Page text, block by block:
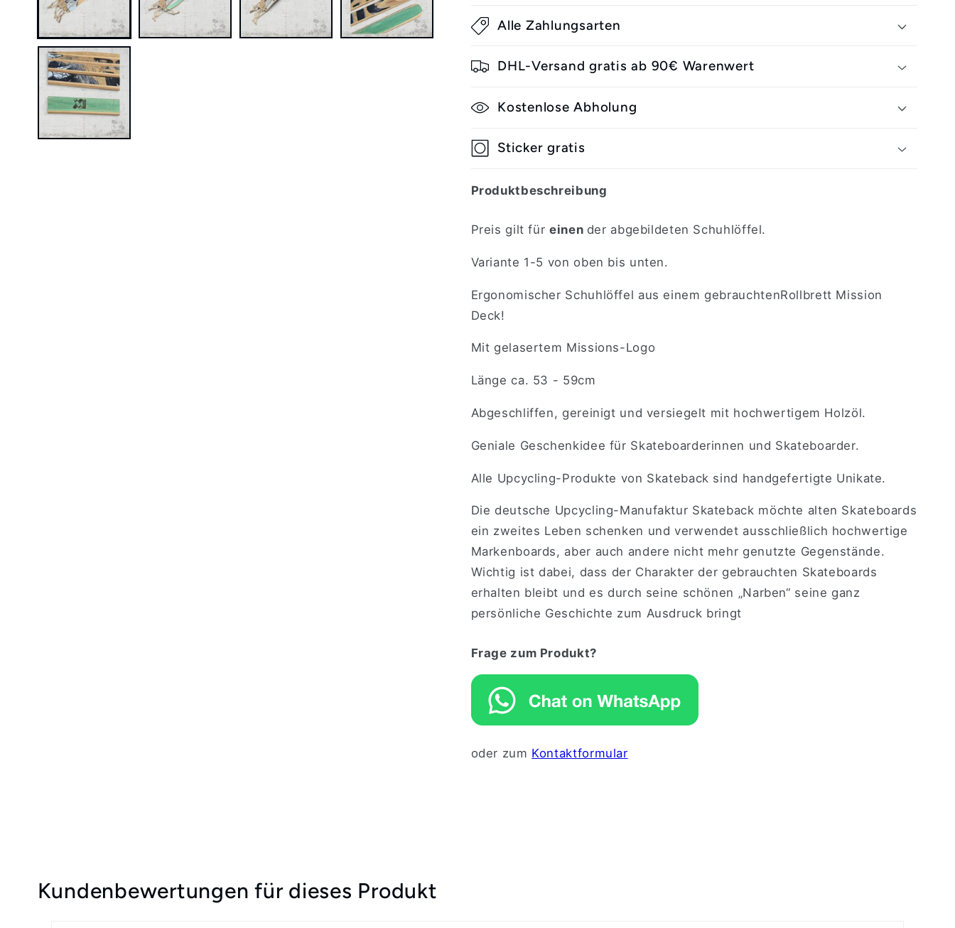
Rollbrett
Mission
Upcycling
Skateboard
Mission
Upcycling
Schuhlöffel
Skateboard
Alle Zahlungsarten
DHL-Versand gratis ab 90€ Warenwert
Kostenlose Abholung
Sticker gratis
Produktbeschreibung
Preis gilt für einen der abgebildeten Schuhlöffel.
Variante 1-5 von oben bis unten.
Ergonomischer Schuhlöffel aus einem gebrauchtenRollbrett Mission
Deck!
Mit gelasertem Missions-Logo
Länge ca. 53 - 59cm
Abgeschliffen, gereinigt und versiegelt mit hochwertigem Holzöl.
Geniale Geschenkidee für Skateboarderinnen und Skateboarder.
Alle Upcycling-Produkte von Skateback sind handgefertigte Unikate.
Die deutsche Upcycling-Manufaktur Skateback möchte alten Skateboards
ein zweites Leben schenken und verwendet ausschließlich hochwertige
Markenboards, aber auch andere nicht mehr genutzte Gegenstände.
Wichtig ist dabei, dass der Charakter der gebrauchten Skateboards
erhalten bleibt und es durch seine schönen „Narben“ seine ganz
persönliche Geschichte zum Ausdruck bringt
Frage zum Produkt?
oder zum Kontaktformular
Kundenbewertungen für dieses Produkt